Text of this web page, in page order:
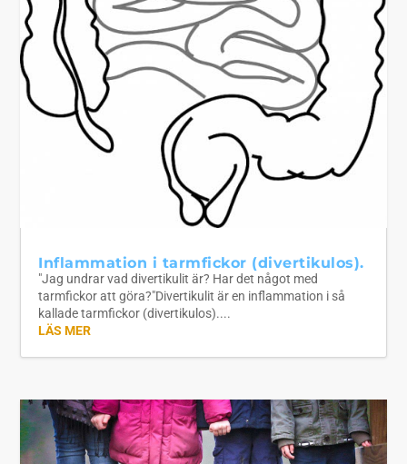
Inflammation i tarmfickor (divertikulos).
"Jag undrar vad divertikulit är? Har det något med
tarmfickor att göra?"Divertikulit är en inflammation i så
kallade tarmfickor (divertikulos)....
LÄS MER